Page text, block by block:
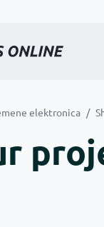
elektronica